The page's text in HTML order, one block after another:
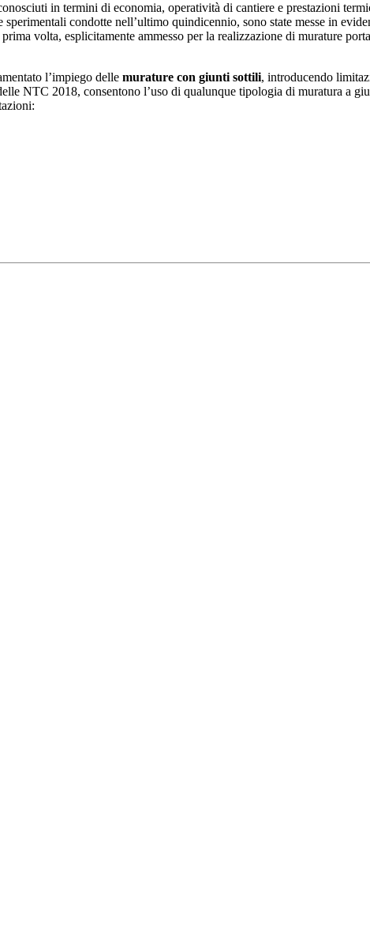
in termini di economia, operatività di cantiere e prestazioni
sperimentali condotte nell’ultimo quindicennio, sono state messe in
volta, esplicitamente ammesso per la realizzazione di murature
l’impiego delle murature con giunti sottili, introducendo
NTC 2018, consentono l’uso di qualunque tipologia di muratura a